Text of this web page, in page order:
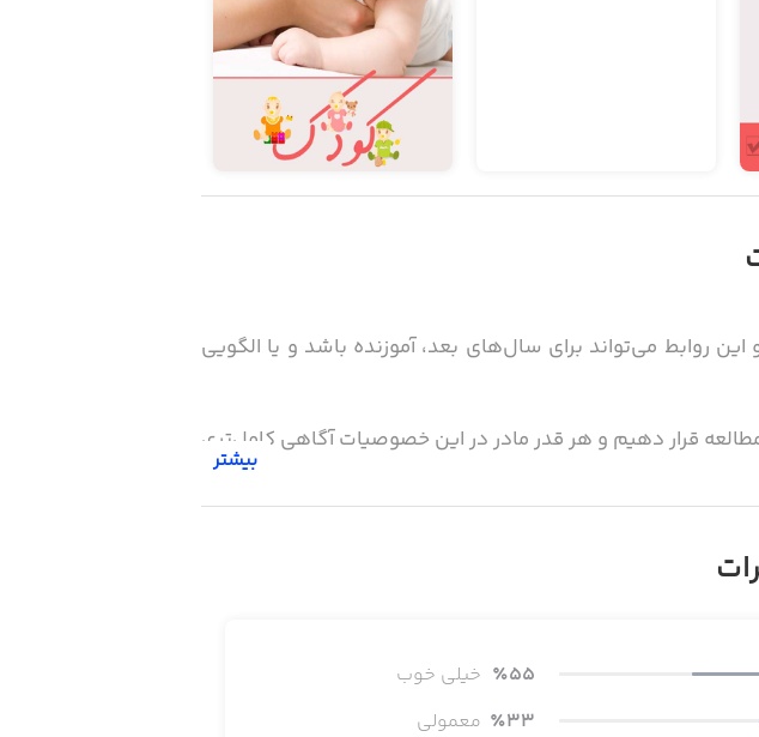
روابط می‌تواند برای سال‌های بعد، آموزنده باشد و یا الگویی
قرار دهیم و هر قدر مادر در این خصوصیات آگاهی کامل‌تری
بیشتر
٪55
خیلی خوب
٪33
معمولی